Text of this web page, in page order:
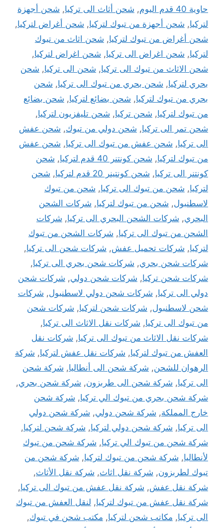
حاوية 40 قدم اليوم
, شحن أثاث الى تركيا, شحن أجهزة
لتركيا, شحن أجهزة من تبوك لتركيا, شحن أغراض لتركيا,
شحن أغراض من تبوك لتركيا, شحن اثاث من تبوك
لتركيا, شحن اغراض الى تركيا, شحن اغراض لتركيا,
شحن الاثاث من تبوك الى تركيا, شحن الى تركيا, شحن
بحري لتركيا, شحن بحري من تبوك الى تركيا, شحن
بحري من تبوك لتركيا, شحن بضائع لتركيا, شحن بضائع
من تبوك لتركيا, شحن تركيا, شحن تليفزيون لتركيا,
شحن تمر الى تركيا, شحن دولي من تبوك, شحن عفش
الى تركيا, شحن عفش من تبوك الى تركيا, شحن عفش
من تبوك لتركيا, شحن كونتنر 40 قدم لتركيا , شحن
كونتنر الى تركيا, شحن كونتينر 20 قدم لتركيا , شحن
لتركيا, شحن من تبوك الى تركيا, شحن من تبوك
لاسطنبول, شحن من تبوك لتركيا, شركات الشحن
البحري, شركات الشحن البحري الى تركيا, شركات
الشحن من تبوك الى تركيا, شركات الشحن من تبوك
لتركيا, شركات تحميل عفش, شركات شحن الى تركيا,
شركات شحن بحري, شركات شحن بحري الى تركيا,
شركات شحن تركيا, شركات شحن دولي, شركات شحن
دولي الى تركيا, شركات شحن دولي لاسطنبول, شركات
شحن لاسطنبول, شركات شحن لتركيا, شركات شحن
من تبوك الى تركيا, شركات نقل الاثاث الى تركيا,
شركات نقل الاثاث من تبوك الى تركيا, شركات نقل
العفش من تبوك لتركيا, شركات نقل عفش لتركيا, شركة
الرهوان للشحن, شركة شحن الى أنطاليا, شركة شحن
الى تركيا, شركة شحن الى طربزون, شركة شحن بحري,
شركة شحن بحري من تبوك الي تركيا, شركة شحن
خارج المملكة, شركة شحن دولي, شركة شحن دولي
الى تركيا, شركة شحن دولي لتركيا, شركة شحن لتركيا,
شركة شحن من تبوك الي تركيا, شركة شحن من تبوك
لأنطاليا, شركة شحن من تبوك لتركيا, شركة شحن من
تبوك لطربزون, شركة نقل اثاث, شركة نقل الأثاث,
شركة نقل عفش, شركة نقل عفش من تبوك الى تركيا,
شركة نقل عفش من تبوك لتركيا, لنقل العفش من تبوك
الى تركيا, مكاتب شحن لتركيا, مكتب شحن في تبوك,